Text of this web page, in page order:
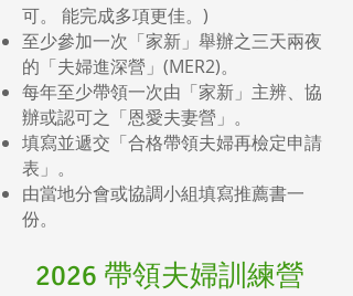
可。 能完成多項更佳。)
至少參加一次「家新」舉辦之三天兩夜
的「夫婦進深營」(MER2)。
每年至少帶領一次由「家新」主辨、協
辦或認可之「恩愛夫妻營」。
填寫並遞交「合格帶領夫婦再檢定申請
表」。
由當地分會或協調小組填寫推薦書一
份。
2026 帶領夫婦訓練營